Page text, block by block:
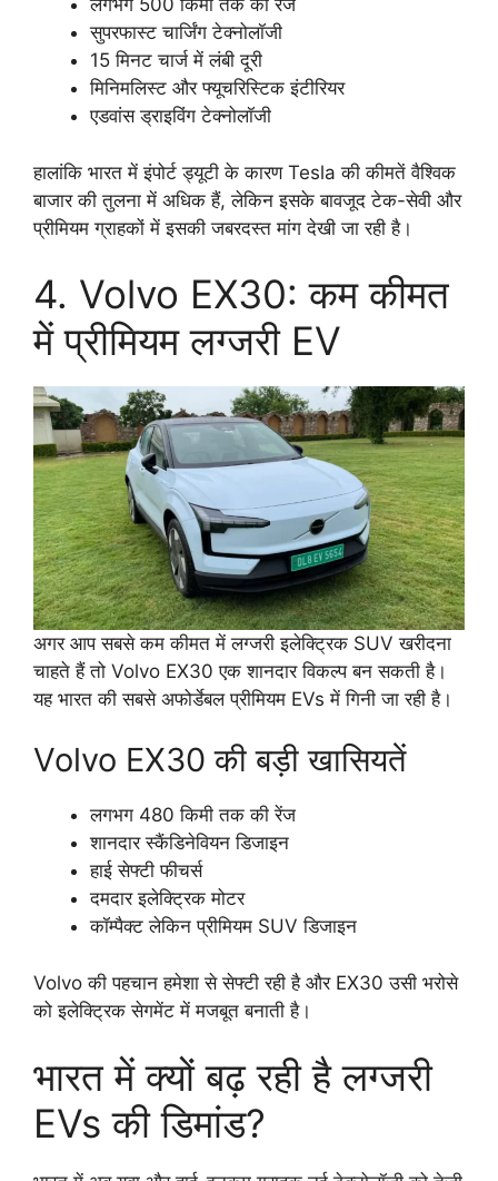
लगभग 500 किमी तक की रेंज
सुपरफास्ट चार्जिंग टेक्नोलॉजी
15 मिनट चार्ज में लंबी दूरी
मिनिमलिस्ट और फ्यूचरिस्टिक इंटीरियर
एडवांस ड्राइविंग टेक्नोलॉजी
हालांकि भारत में इंपोर्ट ड्यूटी के कारण Tesla की कीमतें वैश्विक
बाजार की तुलना में अधिक हैं, लेकिन इसके बावजूद टेक-सेवी और
प्रीमियम ग्राहकों में इसकी जबरदस्त मांग देखी जा रही है।
4. Volvo EX30: कम कीमत
में प्रीमियम लग्जरी EV
अगर आप सबसे कम कीमत में लग्जरी इलेक्ट्रिक SUV खरीदना
चाहते हैं तो Volvo EX30 एक शानदार विकल्प बन सकती है।
यह भारत की सबसे अफोर्डेबल प्रीमियम EVs में गिनी जा रही है।
Volvo EX30 की बड़ी खासियतें
लगभग 480 किमी तक की रेंज
शानदार स्कैंडिनेवियन डिजाइन
हाई सेफ्टी फीचर्स
दमदार इलेक्ट्रिक मोटर
कॉम्पैक्ट लेकिन प्रीमियम SUV डिजाइन
Volvo की पहचान हमेशा से सेफ्टी रही है और EX30 उसी भरोसे
को इलेक्ट्रिक सेगमेंट में मजबूत बनाती है।
भारत में क्यों बढ़ रही है लग्जरी
EVs की डिमांड?